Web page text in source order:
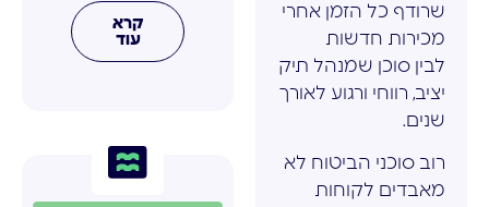
שרודף כל הזמן אחרי
מכירות חדשות
לבין סוכן שמנהל תיק
יציב, רווחי ורגוע לאורך
שנים.
רוב סוכני הביטוח לא
מאבדים לקוחות
קרא
עוד